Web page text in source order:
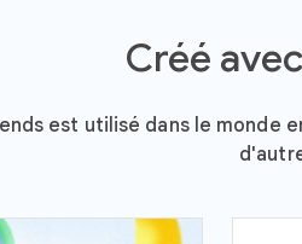
Créé
est utilisé dans le